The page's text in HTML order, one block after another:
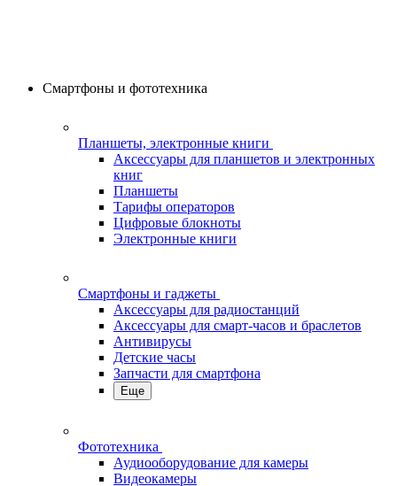
Смартфоны и фототехника
Планшеты, электронные книги
Аксессуары для планшетов и электронных
книг
Планшеты
Тарифы операторов
Цифровые блокноты
Электронные книги
Смартфоны и гаджеты
Аксессуары для радиостанций
Аксессуары для смарт-часов и браслетов
Антивирусы
Детские часы
Запчасти для смартфона
Еще
Фототехника
Аудиооборудование для камеры
Видеокамеры